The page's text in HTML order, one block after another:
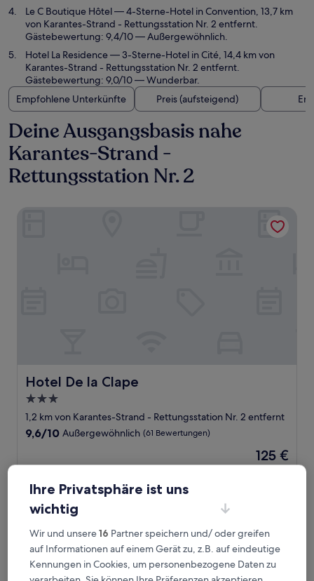
Le C Boutique Hôtel— 4-Sterne-Hotel in Convention, 13,7 km
von Karantes-Strand - Rettungsstation Nr. 2 entfernt.
Gästebewertung: 9,4/10 — Außergewöhnlich.
Hotel La Residence— 3-Sterne-Hotel in Cité, 14,4 km von
Karantes-Strand - Rettungsstation Nr. 2 entfernt.
Gästebewertung: 9,0/10 — Wunderbar.
Empfohlene Unterkünfte
Preis (aufsteigend)
Deine Ausgangsbasis nahe
Karantes-Strand -
Rettungsstation Nr. 2
Hotel De la Clape
Hotel De la Clape
3.0-
Sterne-
Unterkunft
1,2 km von Karantes-Strand - Rettungsstation Nr. 2 entfernt
9.6
Außergewöhnlich,
(61
Bewertungen)
9,6/10 Außergewöhnlich (61 Bewertungen)
Der
Preis
125 €
VVF Narbonne-Plage Saint-Pierre-la-Mer
Ihre Privatsphäre ist uns
wichtig
Wir und unsere16 Partner speichern und/ oder greifen
auf Informationen auf einem Gerät zu, z.B. auf eindeutige
Kennungen in Cookies, um personenbezogene Daten zu